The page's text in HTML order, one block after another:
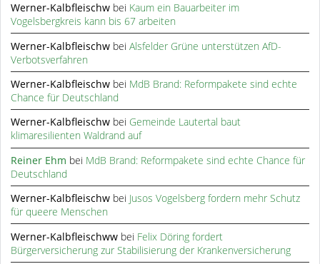
Werner-Kalbfleischw bei Kaum ein Bauarbeiter im
Vogelsbergkreis kann bis 67 arbeiten
Werner-Kalbfleischw beiAlsfelder Grüne unterstützen AfD-
Verbotsverfahren
Werner-Kalbfleischw bei MdB Brand: Reformpakete sind echte
Chance für Deutschland
Werner-Kalbfleischw bei Gemeinde Lautertal baut
klimaresilienten Waldrand auf
Reiner Ehm bei MdB Brand: Reformpakete sind echte Chance für
Deutschland
Werner-Kalbfleischw bei Jusos Vogelsberg fordern mehr Schutz
für queere Menschen
Werner-Kalbfleischww bei Felix Döring fordert
Bürgerversicherung zur Stabilisierung der Krankenversicherung